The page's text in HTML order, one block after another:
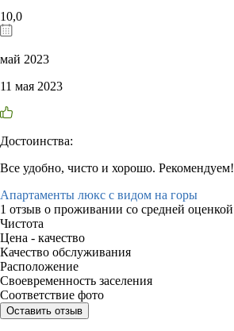
10,0
май 2023
11 мая 2023
Достоинства:
Все удобно, чисто и хорошо. Рекомендуем!
Апартаменты люкс с видом на горы
1 отзыв о проживании со средней оценкой
Чистота
Цена - качество
Качество обслуживания
Расположение
Своевременность заселения
Соответствие фото
Оставить отзыв